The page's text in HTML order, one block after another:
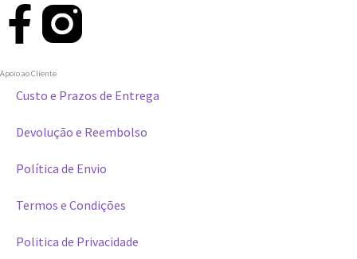
Apoio ao Cliente
Custo e Prazos de Entrega
Devolução e Reembolso
Política de Envio
Termos e Condições
Politica de Privacidade